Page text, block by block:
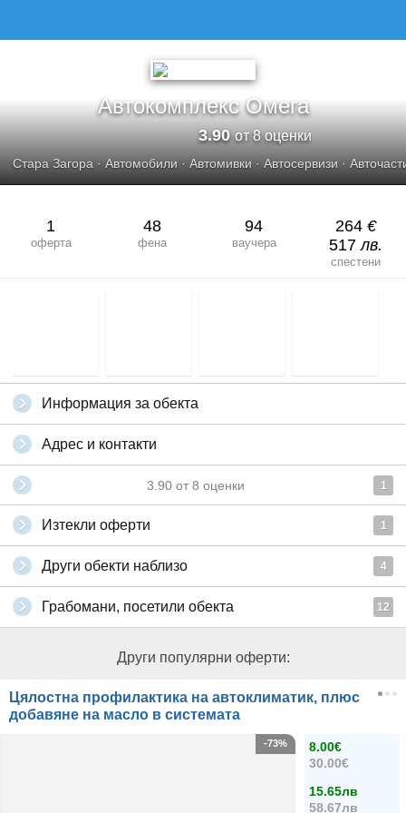
Автокомплекс Омега
3.90от 8 оценки
Стара Загора ·Автомобили ·Автомивки ·Автосервизи ·
1
оферта
48
фена
94
ваучера
264 €
517лв.
спестени
Информация за обекта
Адрес и контакти
3.90 от 8 оценки 1
Изтекли оферти 1
Други обекти наблизо 4
Грабомани, посетили обекта 12
Други популярни оферти:
Цялостна профилактика на автоклиматик, плюс
добавяне на масло в системата
8.00€
30.00€
15.65лв
58.67лв
-73%